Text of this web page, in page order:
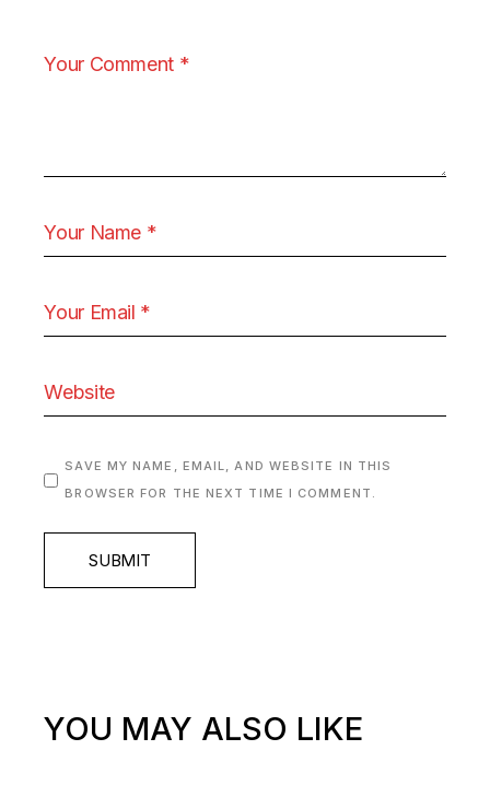
SAVE MY NAME, EMAIL, AND WEBSITE IN THIS
BROWSER FOR THE NEXT TIME I COMMENT.
SUBMIT
YOU MAY ALSO LIKE